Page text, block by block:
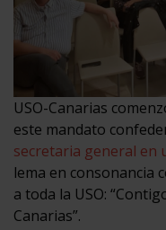
USO-Canarias
este mandato
secretaria general en
lema en consonancia
a toda la USO:
Canarias”.